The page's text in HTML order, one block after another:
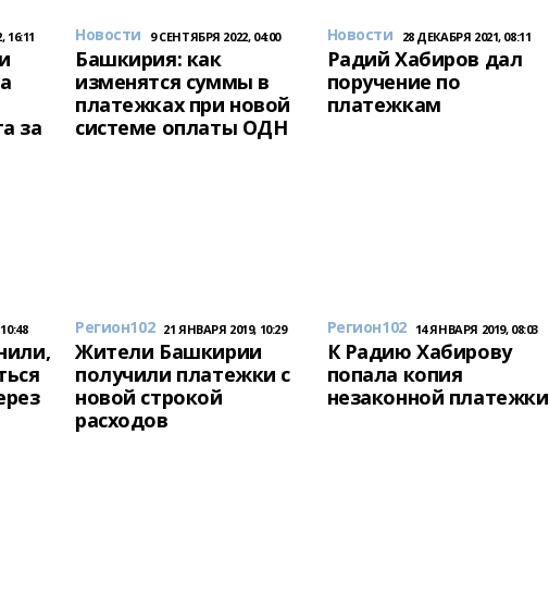
16:11
за
Новости 9 СЕНТЯБРЯ 2022, 04:00
Башкирия: как
изменятся суммы в
платежках при новой
системе оплаты ОДН
Новости 28 ДЕКАБРЯ 2021, 08:11
Радий Хабиров дал
поручение по
платежкам
Регион102 21 ЯНВАРЯ 2019, 10:29
Жители Башкирии
получили платежки с
новой строкой
расходов
Регион102 14 ЯНВАРЯ 2019, 08:03
К Радию Хабирову
попала копия
незаконной платежки